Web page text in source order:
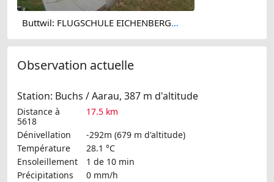
Buttwil: FLUGSCHULE EICHENBERGER AG - Buttwil Airport
Observation actuelle
Station: Buchs / Aarau, 387 m d'altitude
Distance à
5618
17.5 km
Dénivellation
-292m (679 m d'altitude)
Température
28.1 °C
Ensoleillement
1 de 10 min
Précipitations
0 mm/h